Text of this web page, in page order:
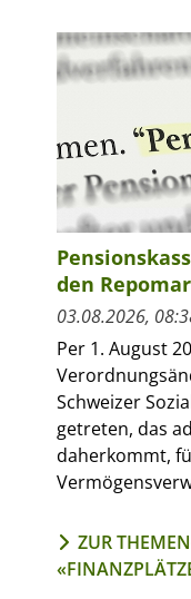
den
03.08.2026,
Per 1. August
Schweizer
getreten, das
daherkommt,
ZUR